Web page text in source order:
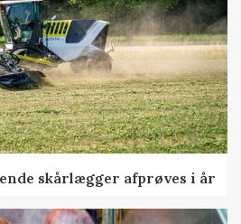
skårlægger afprøves i år